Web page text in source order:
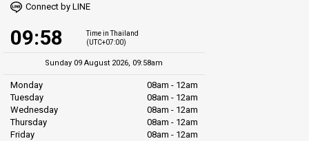
Connect by LINE
09:58
Time in Thailand
(UTC+07:00)
Sunday 09 August 2026, 09:58am
Monday
08am - 12am
Tuesday
08am - 12am
Wednesday
08am - 12am
Thursday
08am - 12am
Friday
08am - 12am